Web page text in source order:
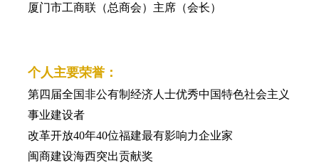
厦门市工商联（总商会）主席（会长）
个人主要荣誉：
第四届全国非公有制经济人士优秀中国特色社会主义
事业建设者
改革开放40年40位福建最有影响力企业家
闽商建设海西突出贡献奖